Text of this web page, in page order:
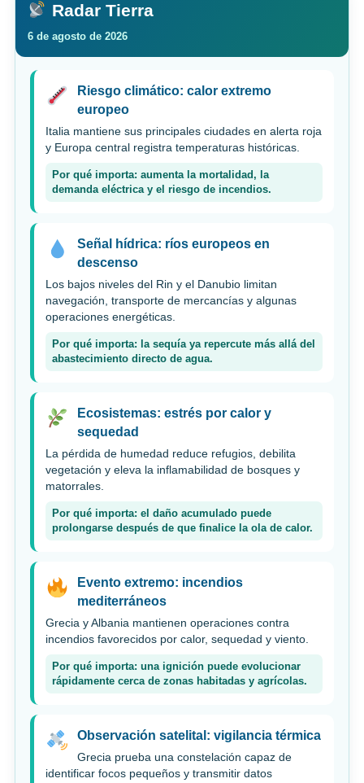
Radar Tierra
6 de agosto de 2026
Riesgo climático: calor extremo
europeo
Italia mantiene sus principales ciudades en alerta roja
y Europa central registra temperaturas históricas.
Por qué importa: aumenta la mortalidad, la
demanda eléctrica y el riesgo de incendios.
Señal hídrica: ríos europeos en
descenso
Los bajos niveles del Rin y el Danubio limitan
navegación, transporte de mercancías y algunas
operaciones energéticas.
Por qué importa: la sequía ya repercute más allá del
abastecimiento directo de agua.
Ecosistemas: estrés por calor y
sequedad
La pérdida de humedad reduce refugios, debilita
vegetación y eleva la inflamabilidad de bosques y
matorrales.
Por qué importa: el daño acumulado puede
prolongarse después de que finalice la ola de calor.
Evento extremo: incendios
mediterráneos
Grecia y Albania mantienen operaciones contra
incendios favorecidos por calor, sequedad y viento.
Por qué importa: una ignición puede evolucionar
rápidamente cerca de zonas habitadas y agrícolas.
Observación satelital: vigilancia térmica
Grecia prueba una constelación capaz de
identificar focos pequeños y transmitir datos